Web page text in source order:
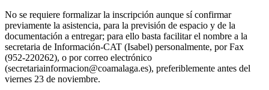
No se requiere formalizar la inscripción aunque sí confirmar
previamente la asistencia, para la previsión de espacio y de la
documentación a entregar; para ello basta facilitar el nombre a la
secretaria de Información-CAT (Isabel) personalmente, por Fax
(952-220262), o por correo electrónico
(secretariainformacion@coamalaga.es), preferiblemente antes del
viernes 23 de noviembre.